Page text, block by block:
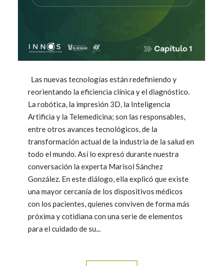
Las nuevas tecnologías están redefiniendo y
reorientando la eficiencia clínica y el diagnóstico.
La robótica, la impresión 3D, la Inteligencia
Artificia y la Telemedicina; son las responsables,
entre otros avances tecnológicos, de la
transformación actual de la industria de la salud en
todo el mundo. Así lo expresó durante nuestra
conversación la experta Marisol Sánchez
González. En este diálogo, ella explicó que existe
una mayor cercanía de los dispositivos médicos
con los pacientes, quienes conviven de forma más
próxima y cotidiana con una serie de elementos
para el cuidado de su...